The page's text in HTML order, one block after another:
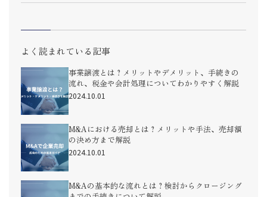
よく読まれている記事
事業譲渡とは？メリットやデメリット、手続きの
流れ、税金や会計処理についてわかりやすく解説
2024.10.01
M&Aにおける売却とは？メリットや手法、売却額
の決め方まで解説
2024.10.01
M&Aの基本的な流れとは？検討からクロージング